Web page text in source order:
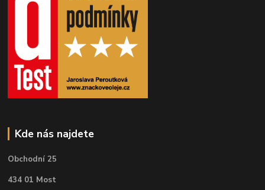
Kde nás najdete
Obchodní 25
434 01 Most